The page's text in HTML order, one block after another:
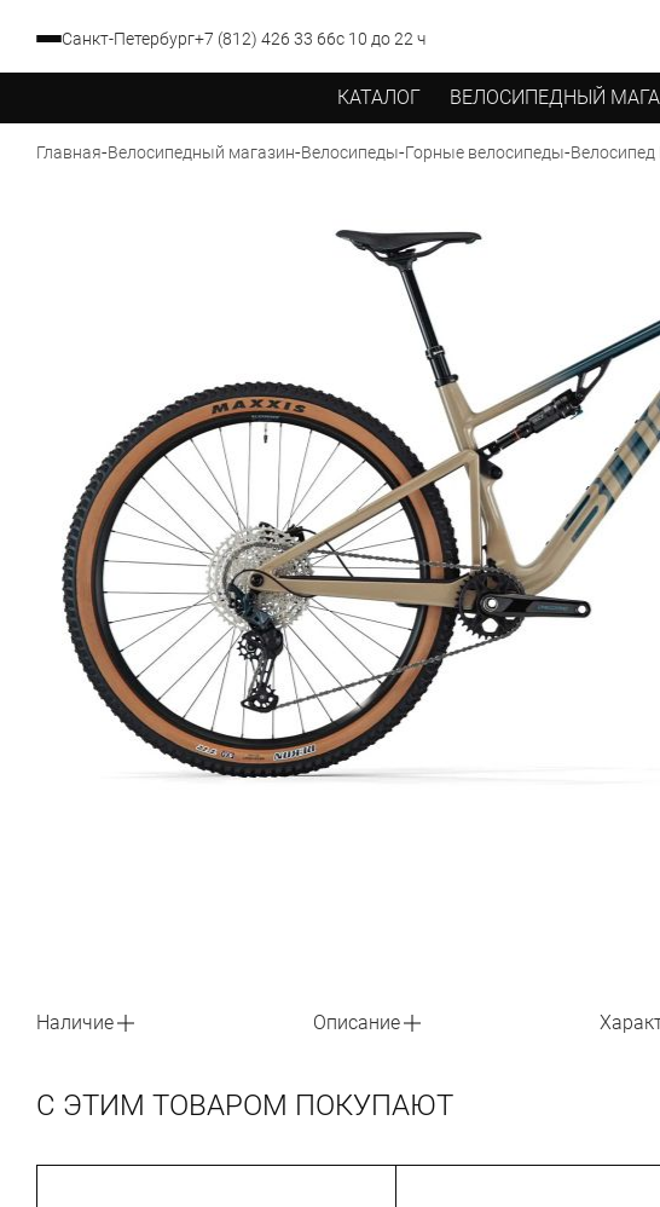
Санкт-Петербург+7 (812) 426 33 66с 10 до 22 ч
КАТАЛОГ ВЕЛОСИПЕДНЫЙ
Главная-Велосипедный магазин-Велосипеды-Горные велосипеды-Велосипед
Наличие Описание
С ЭТИМ ТОВАРОМ ПОКУПАЮТ